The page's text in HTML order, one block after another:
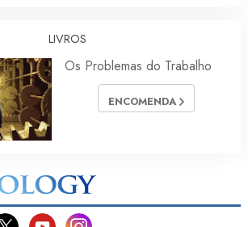
LIVROS
Os Problemas do Trabalho
ENCOMENDA